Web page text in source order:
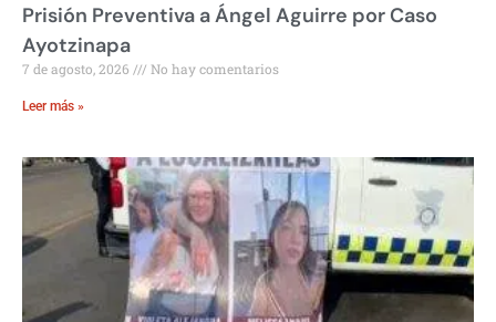
Prisión Preventiva a Ángel Aguirre por Caso
Ayotzinapa
7 de agosto, 2026 No hay comentarios
Leer más »